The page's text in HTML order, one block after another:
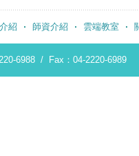
紹 師資介紹 雲端教室
6988 / Fax：04-2220-6989